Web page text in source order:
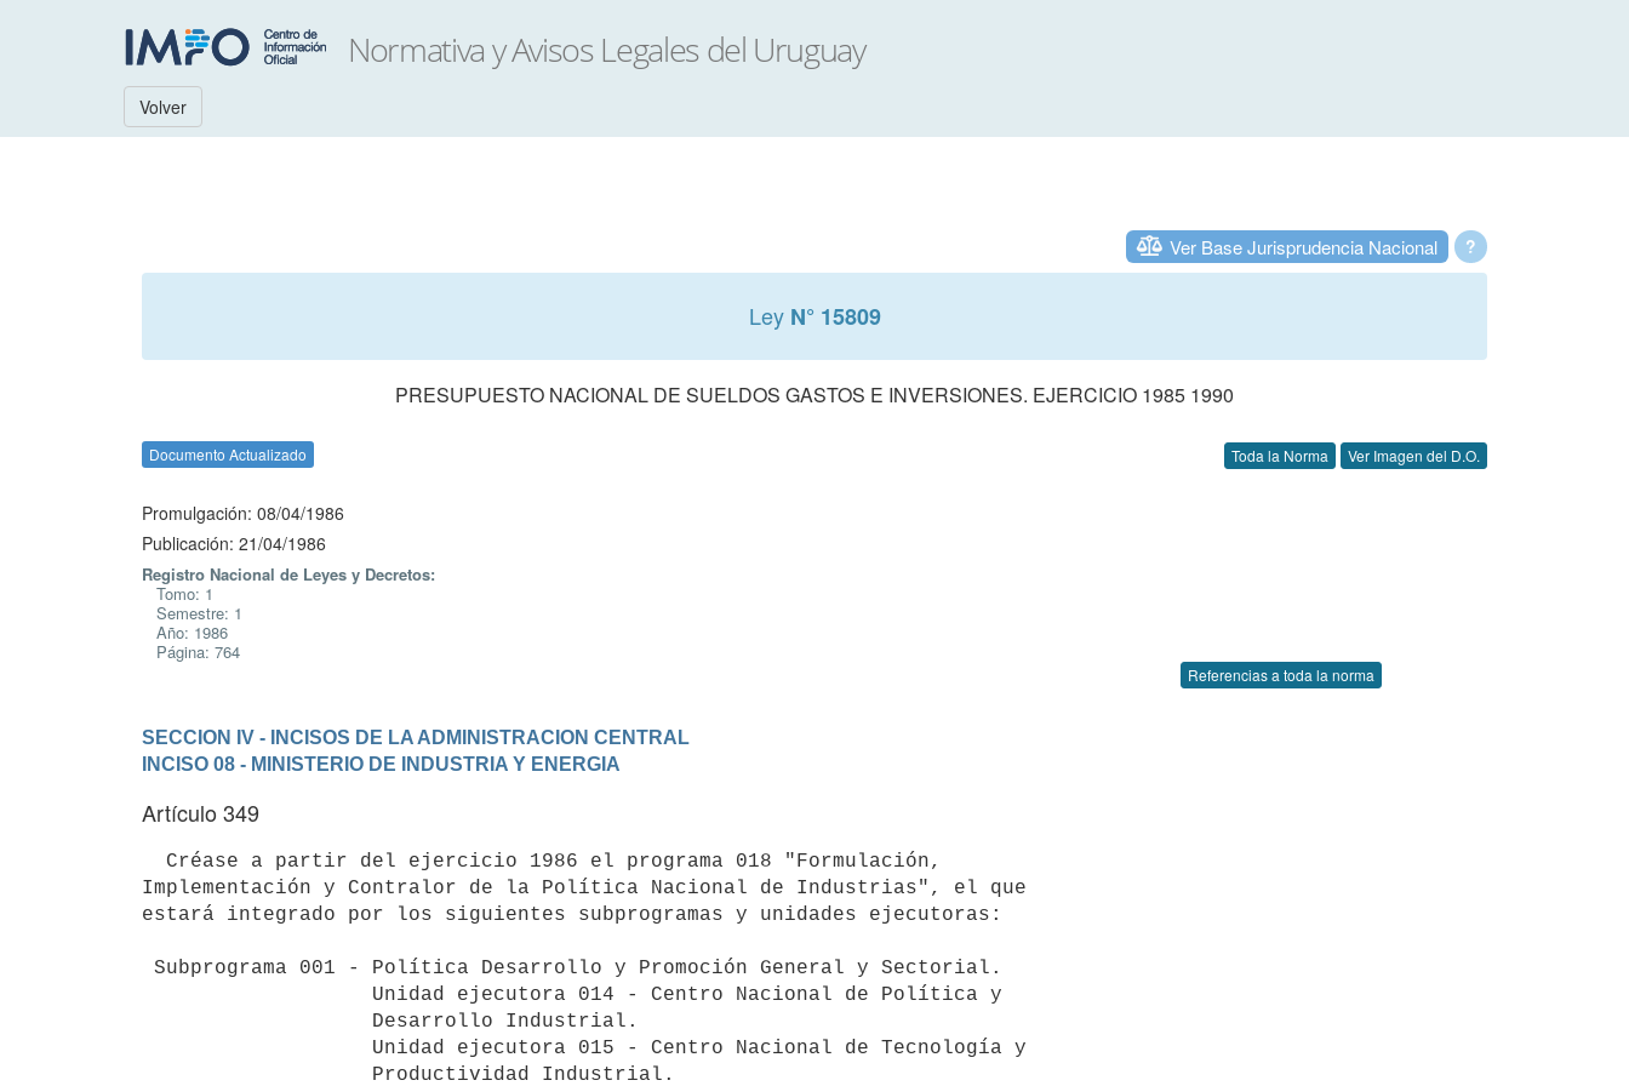
Volver
?
Ver Base Jurisprudencia Nacional
Ley N° 15809
PRESUPUESTO NACIONAL DE SUELDOS GASTOS E INVERSIONES. EJERCICIO 1985 1990
Documento Actualizado Toda la Norma Ver Imagen del D.O.
Promulgación: 08/04/1986
Publicación: 21/04/1986
Registro Nacional de Leyes y Decretos:
Tomo: 1
Semestre: 1
Año: 1986
Página: 764
Referencias a toda la norma
SECCION IV - INCISOS DE LA ADMINISTRACION CENTRAL
INCISO 08 - MINISTERIO DE INDUSTRIA Y ENERGIA
Artículo 349
Implementación y Contralor de la Política Nacional de Industrias", el que
estará integrado por los siguientes subprogramas y unidades ejecutoras: